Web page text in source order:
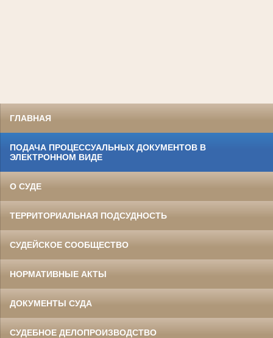
ГЛАВНАЯ
ПОДАЧА ПРОЦЕССУАЛЬНЫХ ДОКУМЕНТОВ В
ЭЛЕКТРОННОМ ВИДЕ
О СУДЕ
ТЕРРИТОРИАЛЬНАЯ ПОДСУДНОСТЬ
СУДЕЙСКОЕ СООБЩЕСТВО
НОРМАТИВНЫЕ АКТЫ
ДОКУМЕНТЫ СУДА
СУДЕБНОЕ ДЕЛОПРОИЗВОДСТВО